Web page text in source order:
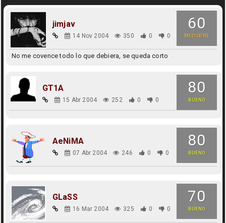
60
MEDIOCRE
jimjav
14 Nov 2004 350 0 0
No me covence todo lo que debiera, se queda corto
80
BUENO
GT1A
15 Abr 2004 252 0 0
80
BUENO
AeNiMA
07 Abr 2004 246 0 0
70
BUENO
GLaSS
16 Mar 2004 325 0 0